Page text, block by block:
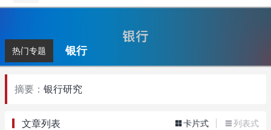
热门专题 银行
摘要： 银行研究
文章列表 卡片式 列表式